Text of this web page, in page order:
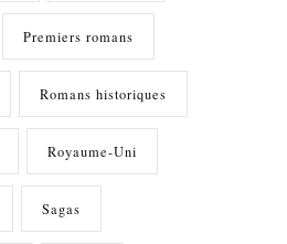
Premiers romans
Romans historiques
Royaume-Uni
Sagas